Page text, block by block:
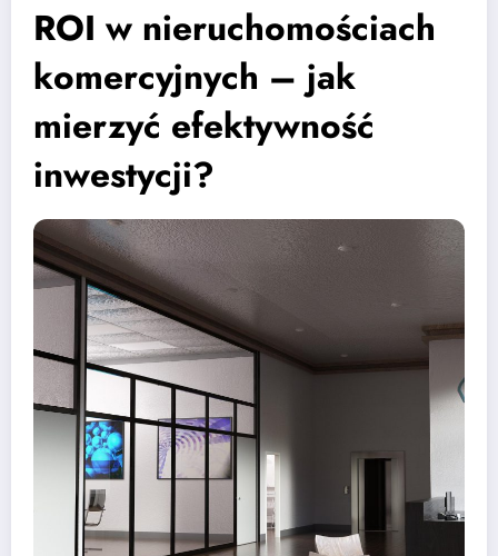
ROI w nieruchomościach
komercyjnych – jak
mierzyć efektywność
inwestycji?